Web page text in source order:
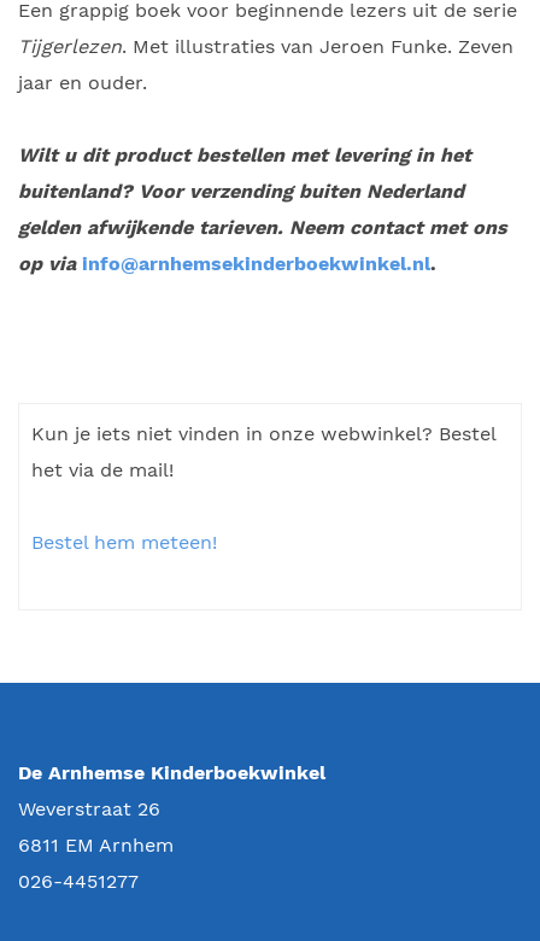
Een grappig boek voor beginnende lezers uit de serie
Tijgerlezen. Met illustraties van Jeroen Funke. Zeven
jaar en ouder.
Wilt u dit product bestellen met levering in het
buitenland? Voor verzending buiten Nederland
gelden afwijkende tarieven. Neem contact met ons
op via info@arnhemsekinderboekwinkel.nl.
Kun je iets niet vinden in onze webwinkel? Bestel
het via de mail!
Bestel hem meteen!
De Arnhemse Kinderboekwinkel
Weverstraat 26
6811 EM Arnhem
026-4451277